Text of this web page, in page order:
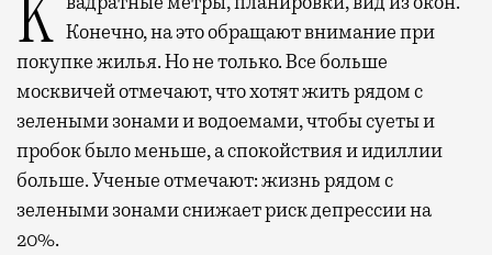
Квадратные метры, планировки, вид из окон. Конечно, на это обращают внимание при
покупке жилья. Но не только. Все больше
москвичей отмечают, что хотят жить рядом с
зелеными зонами и водоемами, чтобы суеты и
пробок было меньше, а спокойствия и идиллии
больше. Ученые отмечают: жизнь рядом с
зелеными зонами снижает риск депрессии на
20%.